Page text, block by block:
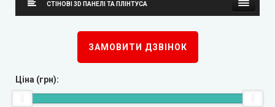
KORFAD (Корфад)
СТІНОВІ 3D ПАНЕЛІ ТА ПЛІНТУСА
Стінові 3D панелі
ЗАМОВИТИ ДЗВІНОК
Ціна (грн):